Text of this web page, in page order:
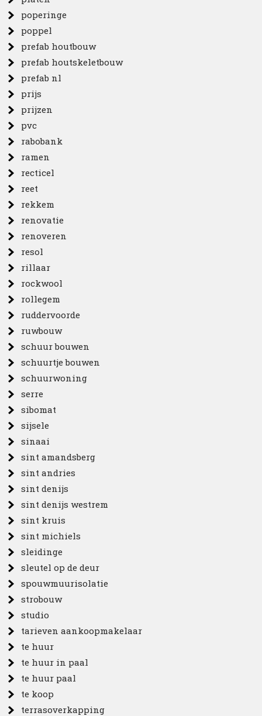
poperinge
poppel
prefab houtbouw
prefab houtskeletbouw
prefab nl
prijs
prijzen
pvc
rabobank
ramen
recticel
reet
rekkem
renovatie
renoveren
resol
rillaar
rockwool
rollegem
ruddervoorde
ruwbouw
schuur bouwen
schuurtje bouwen
schuurwoning
serre
sibomat
sijsele
sinaai
sint amandsberg
sint andries
sint denijs
sint denijs westrem
sint kruis
sint michiels
sleidinge
sleutel op de deur
spouwmuurisolatie
strobouw
studio
tarieven aankoopmakelaar
te huur
te huur in paal
te huur paal
te koop
terrasoverkapping